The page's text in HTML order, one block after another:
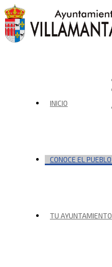
INICIO
CONOCE EL PUEBLO
TU AYUNTAMIENTO